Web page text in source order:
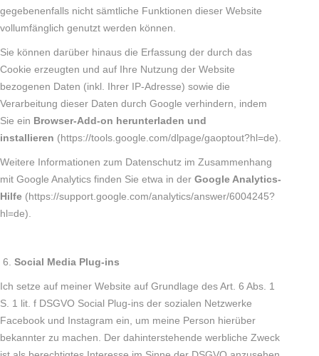
gegebenenfalls nicht sämtliche Funktionen dieser Website
vollumfänglich genutzt werden können.
Sie können darüber hinaus die Erfassung der durch das
Cookie erzeugten und auf Ihre Nutzung der Website
bezogenen Daten (inkl. Ihrer IP-Adresse) sowie die
Verarbeitung dieser Daten durch Google verhindern, indem
Sie ein Browser-Add-on herunterladen und
installieren (https://tools.google.com/dlpage/gaoptout?hl=de).
Weitere Informationen zum Datenschutz im Zusammenhang
mit Google Analytics finden Sie etwa in der Google Analytics-
Hilfe (https://support.google.com/analytics/answer/6004245?
hl=de).
Social Media Plug-ins
Ich setze auf meiner Website auf Grundlage des Art. 6 Abs. 1
S. 1 lit. f DSGVO Social Plug-ins der sozialen Netzwerke
Facebook und Instagram ein, um meine Person hierüber
bekannter zu machen. Der dahinterstehende werbliche Zweck